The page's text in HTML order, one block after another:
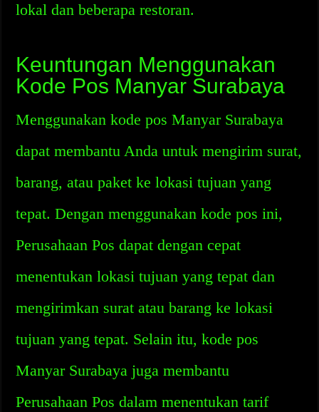
lokal dan beberapa restoran.
Keuntungan Menggunakan
Kode Pos Manyar Surabaya
Menggunakan kode pos Manyar Surabaya
dapat membantu Anda untuk mengirim surat,
barang, atau paket ke lokasi tujuan yang
tepat. Dengan menggunakan kode pos ini,
Perusahaan Pos dapat dengan cepat
menentukan lokasi tujuan yang tepat dan
mengirimkan surat atau barang ke lokasi
tujuan yang tepat. Selain itu, kode pos
Manyar Surabaya juga membantu
Perusahaan Pos dalam menentukan tarif